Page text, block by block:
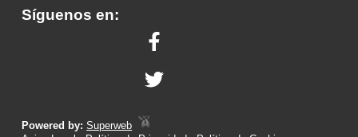
Síguenos en:
Powered by:Superweb